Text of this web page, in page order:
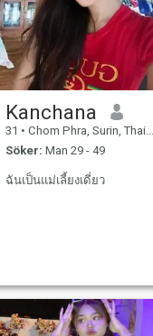
Kanchana
31 • Chom Phra, Surin, Thailand
Söker: Man 29 - 49
ฉันเป็นแม่เลี้ยงเดี่ยว